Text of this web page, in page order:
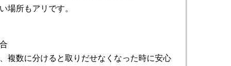
場所もアリです。
複数に分けると取りだせなくなった時に安心